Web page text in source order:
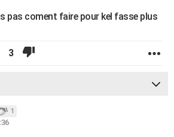
pas coment faire pour kel fasse plus
3
1